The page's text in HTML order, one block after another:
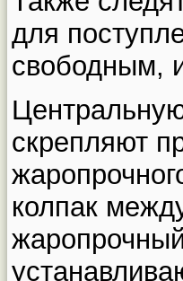
для
свободным,
скрепляют
колпак